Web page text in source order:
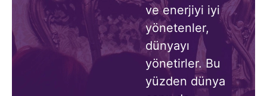
ve enerjiyi iyi
yönetenler,
dünyayı
yönetirler. Bu
yüzden dünya